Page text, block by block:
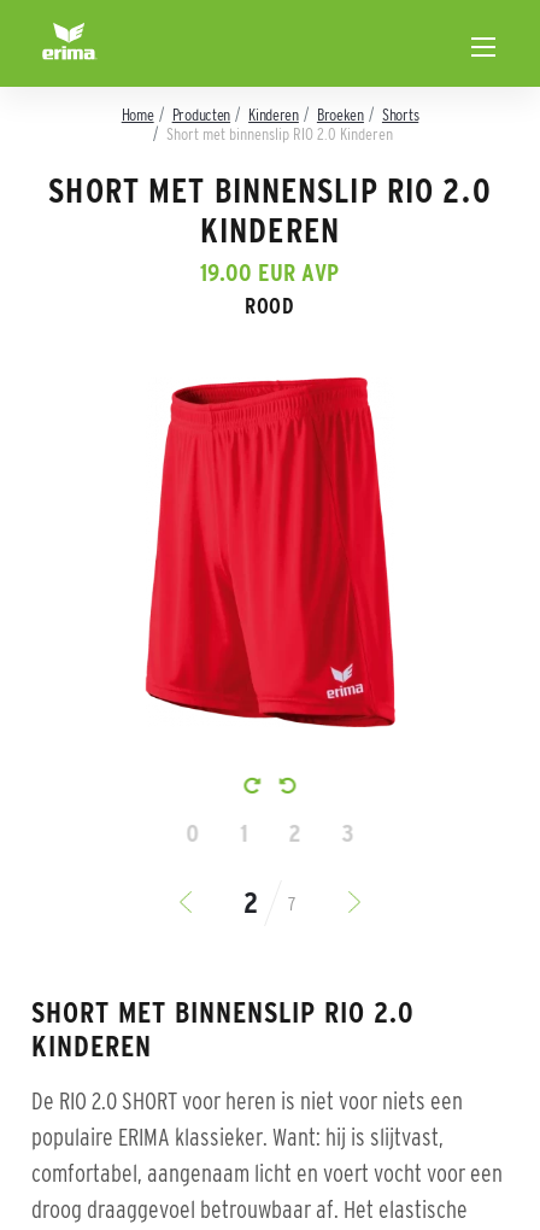
Home Producten Kinderen Broeken
Shorts
Short met binnenslip RIO 2.0 Kinderen
SHORT MET BINNENSLIP RIO 2.0
KINDEREN
19.00 EUR AVP
ROOD
0 1 2 3
7
SHORT MET BINNENSLIP RIO 2.0
KINDEREN
De RIO 2.0 SHORT voor heren is niet voor niets een
populaire ERIMA klassieker. Want: hij is slijtvast,
comfortabel, aangenaam licht en voert vocht voor een
droog draaggevoel betrouwbaar af. Het elastische